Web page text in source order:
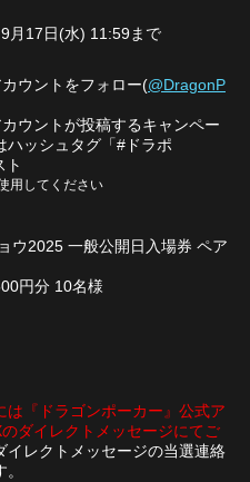
月17日(水) 11:59まで
ウントをフォロー(@DragonP
ウントが投稿するキャンペー
ハッシュタグ「#ドラポ
ト
用してください
ウ2025 一般公開日入場券 ペア
円分 10名様
は『ドラゴンポーカー』公式ア
ダイレクトメッセージにてご
イレクトメッセージの当選連絡